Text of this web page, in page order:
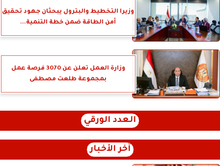
وزيرا التخطيط والبترول يبحثان جهود تحقيق
أمن الطاقة ضمن خطة التنمية...
وزارة العمل تعلن عن 3070 فرصة عمل
بمجموعة طلعت مصطفى
العدد الورقي
آخر الأخبار